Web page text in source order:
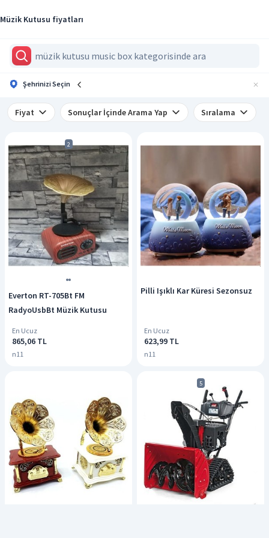
Müzik Kutusu fiyatları
Şehrinizi Seçin
Fiyat Sonuçlar İçinde Arama Yap Sıralama
2
Everton RT-705Bt FM
RadyoUsbBt Müzik Kutusu
En Ucuz
865,06 TL
n11
Pilli Işıklı Kar Küresi Sezonsuz
En Ucuz
623,99 TL
n11
5